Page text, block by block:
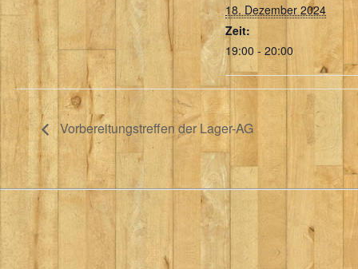
18. Dezember 2024
Zeit:
19:00 - 20:00
Vorbereitungstreffen der Lager-AG